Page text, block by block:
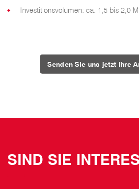
Investitionsvolumen: ca. 1,5 bis 2,0
Senden Sie uns jetzt Ihre
SIND SIE